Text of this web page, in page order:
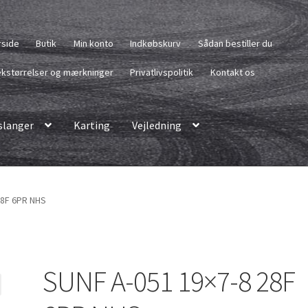
Butik Min konto Indkøbskurv Sådan bestiller du
og mærkninger Privatlivspolitik Kontakt os
Karting
Vejledning
6PR NHS
SUNF A-051 19×7-8 28F